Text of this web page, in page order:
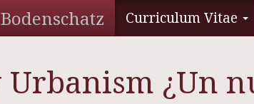
Curriculum Vitae
Urbanism ¿Un